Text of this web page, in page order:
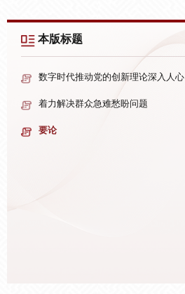
本版标题
数字时代推动党的创新理论深入人心
着力解决群众急难愁盼问题
要论